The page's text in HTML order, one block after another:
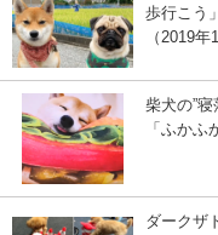
歩行こう
（2019年
柴犬の”
「ふかふ
ダークザ